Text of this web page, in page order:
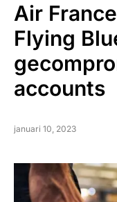
Air
Flying
accounts
januari 10, 2023